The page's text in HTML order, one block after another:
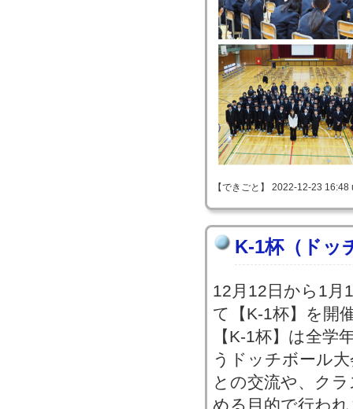
【できごと】 2022-12-23
K-1杯（ドッ
12月12日から1月
て【K-1杯】を開
【K-1杯】は全学
うドッチボール
との交流や、ク
める目的で行わ